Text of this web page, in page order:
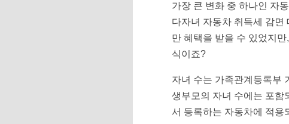
가장 큰 변화 중 하나인 자
다자녀 자동차 취득세 감면
만 혜택을 받을 수 있었지
식이죠?
자녀 수는 가족관계등록부
생부모의 자녀 수에는 포함
서 등록하는 자동차에 적용